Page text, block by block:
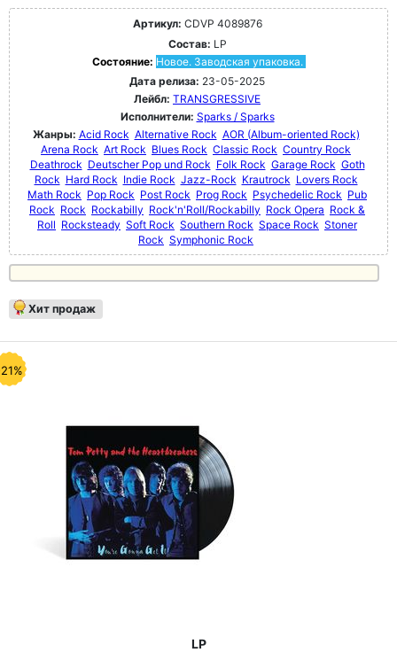
Артикул: CDVP 4089876
Состав: LP
Состояние: Новое. Заводская упаковка.
Дата релиза: 23-05-2025
Лейбл: TRANSGRESSIVE
Исполнители: Sparks / Sparks
Жанры: Acid Rock Alternative Rock AOR (Album-oriented Rock)
Arena Rock Art Rock Blues Rock Classic Rock Country Rock
Deathrock Deutscher Pop und Rock Folk Rock Garage Rock Goth
Rock Hard Rock Indie Rock Jazz-Rock Krautrock Lovers Rock
Math Rock Pop Rock Post Rock Prog Rock Psychedelic Rock Pub
Rock Rock Rockabilly Rock'n'Roll/Rockabilly Rock Opera Rock &
Roll Rocksteady Soft Rock Southern Rock Space Rock Stoner
Rock Symphonic Rock
Хит продаж
LP